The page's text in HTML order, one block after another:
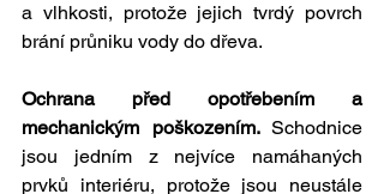
a vlhkosti, protože jejich tvrdý povrch
brání průniku vody do dřeva.
Ochrana před opotřebením a
mechanickým poškozením. Schodnice
jsou jedním z nejvíce namáhaných
prvků interiéru, protože jsou neustále